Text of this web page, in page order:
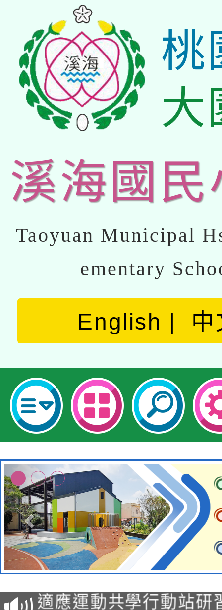
桃
大
溪海國民
Taoyuan Municipal
ementary
English 中
本校115學年度第2次
招甄選結果公告(無人
適應運動共學行動站研